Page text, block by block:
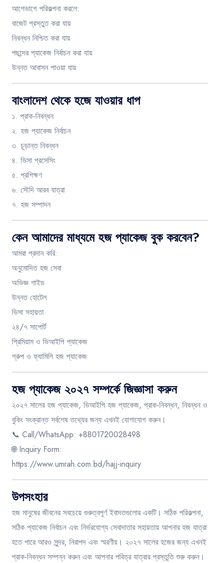
আগেভাগে পরিকল্পনা করলে:
বাজেট প্রস্তুত করা যায়
নিবন্ধন নিশ্চিত করা যায়
পছন্দের প্যাকেজ নির্বাচন করা যায়
উন্নত আবাসন পাওয়া যায়
বাংলাদেশ থেকে হজে যাওয়ার ধাপ
১. প্রাক-নিবন্ধন
২. হজ প্যাকেজ নির্বাচন
৩. চূড়ান্ত নিবন্ধন
৪. ভিসা প্রসেসিং
৫. প্রশিক্ষণ
৬. সৌদি আরব যাত্রা
৭. হজ সম্পাদন
কেন আমাদের মাধ্যমে হজ প্যাকেজ বুক করবেন?
আমরা প্রদান করি:
অনুমোদিত হজ সেবা
অভিজ্ঞ গাইড
উন্নত হোটেল
ভিসা সহায়তা
২৪/৭ সাপোর্ট
প্রিমিয়াম ও ভিআইপি প্যাকেজ
গ্রুপ ও ফ্যামিলি হজ প্যাকেজ
হজ প্যাকেজ ২০২৭ সম্পর্কে জিজ্ঞাসা করুন
২০২৭ সালের হজ প্যাকেজ, ভিআইপি হজ প্যাকেজ, প্রাক-নিবন্ধন, নিবন্ধন ও
বুকিং সংক্রান্ত সর্বশেষ তথ্যের জন্য এখনই যোগাযোগ করুন।
📞 Call/WhatsApp: +8801720028498
🌐 Inquiry Form:
https://www.umrah.com.bd/hajj-inquiry
উপসংহার
হজ মানুষের জীবনের সবচেয়ে গুরুত্বপূর্ণ ইবাদতগুলোর একটি। সঠিক পরিকল্পনা,
সঠিক প্যাকেজ নির্বাচন এবং নির্ভরযোগ্য সেবাদাতার সহায়তায় আপনার হজ যাত্রা
হতে পারে আরও সুন্দর, নিরাপদ এবং স্মরণীয়। ২০২৭ সালের হজের জন্য এখনই
প্রাক-নিবন্ধন সম্পন্ন করুন এবং আপনার পবিত্র যাত্রার প্রস্তুতি শুরু করুন।